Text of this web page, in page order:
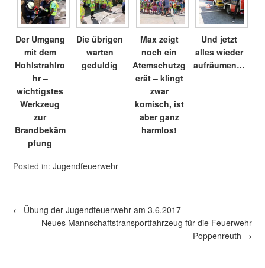
Der Umgang
mit dem
Hohlstrahlro
hr –
wichtigstes
Werkzeug
zur
Brandbekäm
pfung
Die übrigen
warten
geduldig
Max zeigt
noch ein
Atemschutzg
erät – klingt
zwar
komisch, ist
aber ganz
harmlos!
Und jetzt
alles wieder
aufräumen…
Posted in:Jugendfeuerwehr
← Übung der Jugendfeuerwehr am 3.6.2017
Neues Mannschaftstransportfahrzeug für die Feuerwehr
Poppenreuth →